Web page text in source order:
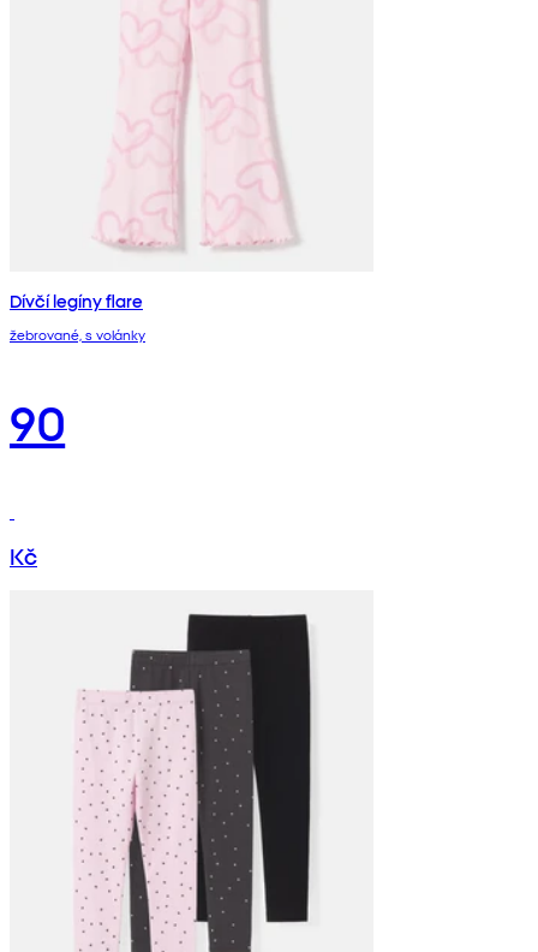
Dívčí legíny flare
žebrované, s volánky
90
Kč